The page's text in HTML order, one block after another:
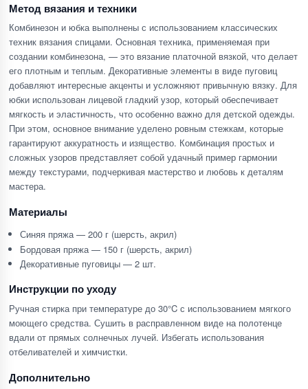
Метод вязания и техники
Комбинезон и юбка выполнены с использованием классических
техник вязания спицами. Основная техника, применяемая при
создании комбинезона, — это вязание платочной вязкой, что делает
его плотным и теплым. Декоративные элементы в виде пуговиц
добавляют интересные акценты и усложняют привычную вязку. Для
юбки использован лицевой гладкий узор, который обеспечивает
мягкость и эластичность, что особенно важно для детской одежды.
При этом, основное внимание уделено ровным стежкам, которые
гарантируют аккуратность и изящество. Комбинация простых и
сложных узоров представляет собой удачный пример гармонии
между текстурами, подчеркивая мастерство и любовь к деталям
мастера.
Материалы
Синяя пряжа — 200 г (шерсть, акрил)
Бордовая пряжа — 150 г (шерсть, акрил)
Декоративные пуговицы — 2 шт.
Инструкции по уходу
Ручная стирка при температуре до 30°C с использованием мягкого
моющего средства. Сушить в расправленном виде на полотенце
вдали от прямых солнечных лучей. Избегать использования
отбеливателей и химчистки.
Дополнительно